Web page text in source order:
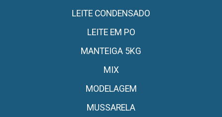
LEITE CONDENSADO
LEITE EM PO
MANTEIGA 5KG
MIX
MODELAGEM
MUSSARELA